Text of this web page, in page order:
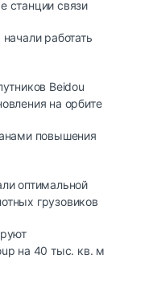
станции связи
работать
Beidou
на орбите
повышения
оптимальной
грузовиков
на 40 тыс. кв. м